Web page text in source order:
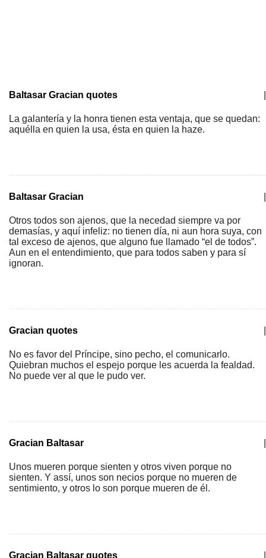
Baltasar Gracian quotes
La galantería y la honra tienen esta ventaja, que se quedan:
aquélla en quien la usa, ésta en quien la haze.
Baltasar Gracian
Otros todos son ajenos, que la necedad siempre va por
demasías, y aquí infeliz: no tienen día, ni aun hora suya, con
tal exceso de ajenos, que alguno fue llamado “el de todos”.
Aun en el entendimiento, que para todos saben y para sí
ignoran.
Gracian quotes
No es favor del Príncipe, sino pecho, el comunicarlo.
Quiebran muchos el espejo porque les acuerda la fealdad.
No puede ver al que le pudo ver.
Gracian Baltasar
Unos mueren porque sienten y otros viven porque no
sienten. Y assí, unos son necios porque no mueren de
sentimiento, y otros lo son porque mueren de él.
Gracian Baltasar quotes